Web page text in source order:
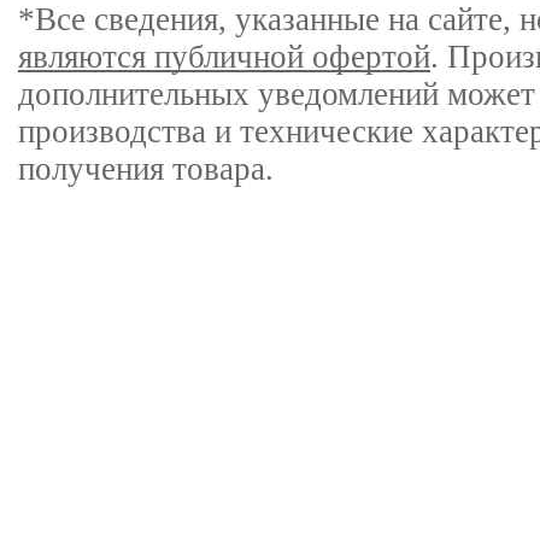
*Все сведения, указанные на
являются публичной офертой.
дополнительных уведомлений
производства и технические
получения товара.